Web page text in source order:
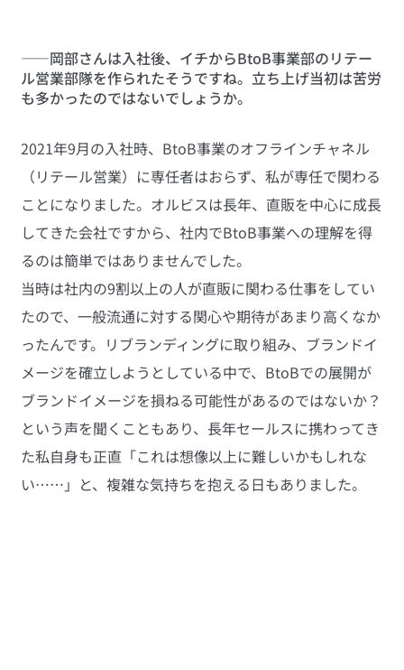
――岡部さんは入社後、イチからBtoB事業部のリテー
ル営業部隊を作られたそうですね。立ち上げ当初は苦労
も多かったのではないでしょうか。
2021年9月の入社時、BtoB事業のオフラインチャネル
（リテール営業）に専任者はおらず、私が専任で関わる
ことになりました。オルビスは長年、直販を中心に成長
してきた会社ですから、社内でBtoB事業への理解を得
るのは簡単ではありませんでした。
当時は社内の9割以上の人が直販に関わる仕事をしてい
たので、一般流通に対する関心や期待があまり高くなか
ったんです。リブランディングに取り組み、ブランドイ
メージを確立しようとしている中で、BtoBでの展開が
ブランドイメージを損ねる可能性があるのではないか？
という声を聞くこともあり、長年セールスに携わってき
た私自身も正直「これは想像以上に難しいかもしれな
い……」と、複雑な気持ちを抱える日もありました。